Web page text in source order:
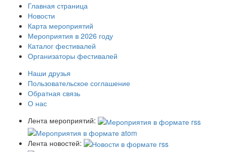
Главная страница
Новости
Карта мероприятий
Мероприятия в 2026 году
Каталог фестивалей
Организаторы фестивалей
Наши друзья
Пользовательское соглашение
Обратная связь
О нас
Лента мероприятий:
Лента новостей: